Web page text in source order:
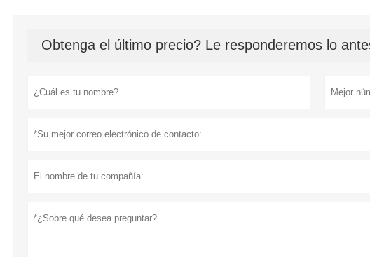
Obtenga el último precio? Le responderemos lo